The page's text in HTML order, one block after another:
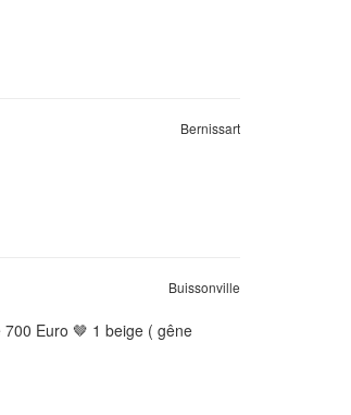
Bernissart
Buissonville
Euro 🤎 1 beige ( gêne